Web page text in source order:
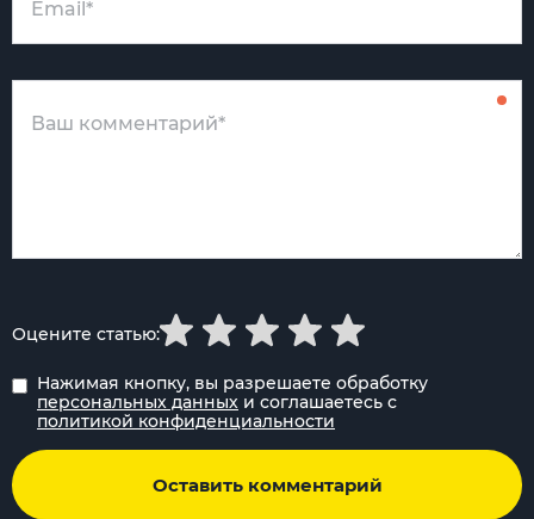
Нажимая кнопку, вы разрешаете обработку
персональных данных и соглашаетесь с
политикой конфиденциальности
Оставить комментарий
Оцените статью: